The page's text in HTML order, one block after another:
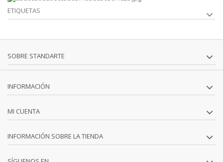
ETIQUETAS
SOBRE STANDARTE
INFORMACIÓN
MI CUENTA
INFORMACIÓN SOBRE LA TIENDA